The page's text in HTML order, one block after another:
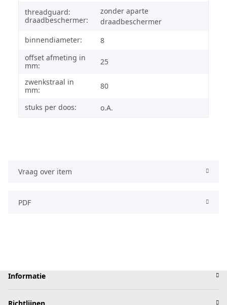
threadguard:
draadbeschermer:
zonder aparte
draadbeschermer
binnendiameter:
8
offset afmeting in
mm:
25
zwenkstraal in
mm:
80
stuks per doos: o.A.
Vraag over item
PDF
Informatie